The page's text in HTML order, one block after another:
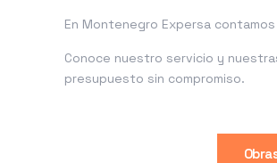
En Montenegro Expersa
Conoce nuestro servicio y
presupuesto sin compromiso.